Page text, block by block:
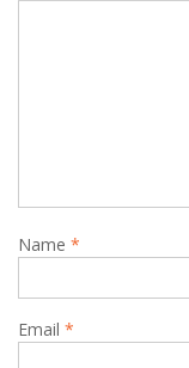
Name *
Email *